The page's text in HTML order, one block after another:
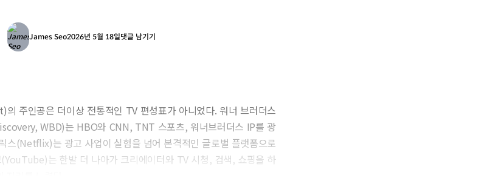
James Seo2026년 5월 18일댓글 남기기
주인공은 더이상 전통적인 TV 편성표가 아니었다. 워너 브러더스
WBD)는 HBO와 CNN, TNT 스포츠, 워너브러더스 IP를 광
스(Netflix)는 광고 사업이 실험을 넘어 본격적인 글로벌 플랫폼으로
는 한발 더 나아가 크리에이터와 TV 시청, 검색, 쇼핑을 하